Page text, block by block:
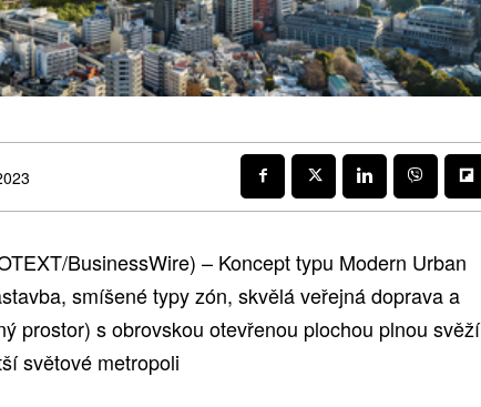
BusinessWire) – Koncept typu Modern Urban
smíšené typy zón, skvělá veřejná doprava a
prostor) s obrovskou otevřenou plochou plnou svěží
světové metropoli